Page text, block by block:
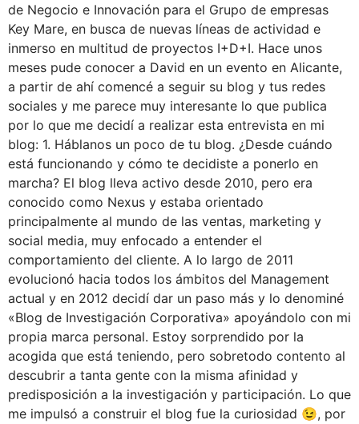
de Negocio e Innovación para el Grupo de empresas
Key Mare, en busca de nuevas líneas de actividad e
inmerso en multitud de proyectos I+D+I. Hace unos
meses pude conocer a David en un evento en Alicante,
a partir de ahí comencé a seguir su blog y tus redes
sociales y me parece muy interesante lo que publica
por lo que me decidí a realizar esta entrevista en mi
blog: 1. Háblanos un poco de tu blog. ¿Desde cuándo
está funcionando y cómo te decidiste a ponerlo en
marcha? El blog lleva activo desde 2010, pero era
conocido como Nexus y estaba orientado
principalmente al mundo de las ventas, marketing y
social media, muy enfocado a entender el
comportamiento del cliente. A lo largo de 2011
evolucionó hacia todos los ámbitos del Management
actual y en 2012 decidí dar un paso más y lo denominé
«Blog de Investigación Corporativa» apoyándolo con mi
propia marca personal. Estoy sorprendido por la
acogida que está teniendo, pero sobretodo contento al
descubrir a tanta gente con la misma afinidad y
predisposición a la investigación y participación. Lo que
me impulsó a construir el blog fue la curiosidad 😉, por